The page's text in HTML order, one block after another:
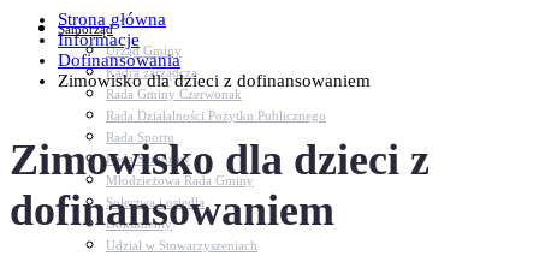
Samorząd
Urząd Gminy
Kadra zarządcza
Rada Gminy Czerwonak
Rada Działalności Pożytku Publicznego
Rada Sportu
Rada Seniorów
Młodzieżowa Rada Gminy
Sołectwa i osiedla
Dokumenty
Udział w Stowarzyszeniach
Strona główna
Informacje
Dofinansowania
Zimowisko dla dzieci z dofinansowaniem
Zimowisko dla dzieci z
dofinansowaniem